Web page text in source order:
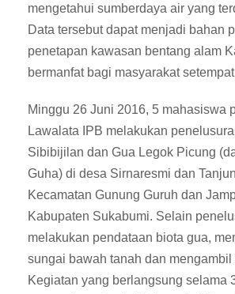
mengetahui sumberdaya air yang
Data tersebut dapat menjadi bahan
penetapan kawasan bentang alam
bermanfat bagi masyarakat
Minggu 26 Juni 2016, 5 mahasiswa
Lawalata IPB melakukan
Sibibijilan dan Gua Legok Picung
Guha) di desa Sirnaresmi dan
Kecamatan Gunung Guruh dan
Kabupaten Sukabumi. Selain
melakukan pendataan biota gua,
sungai bawah tanah dan mengambil
Kegiatan yang berlangsung selama